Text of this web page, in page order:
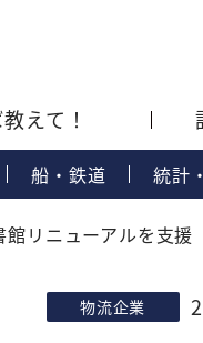
えて！
船・鉄道 統計
館リニューアルを支援
物流企業